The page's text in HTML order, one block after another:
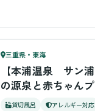
67ベビー
71
三重県・東海
【本浦温泉 サン
の源泉と赤ちゃん
貸切風呂 アレルギー対応